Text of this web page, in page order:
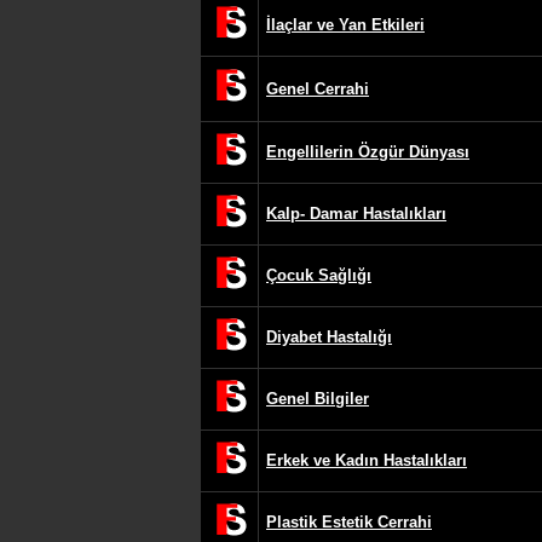
İlaçlar ve Yan Etkileri
Genel Cerrahi
Engellilerin Özgür Dünyası
Kalp- Damar Hastalıkları
Çocuk Sağlığı
Diyabet Hastalığı
Genel Bilgiler
Erkek ve Kadın Hastalıkları
Plastik Estetik Cerrahi